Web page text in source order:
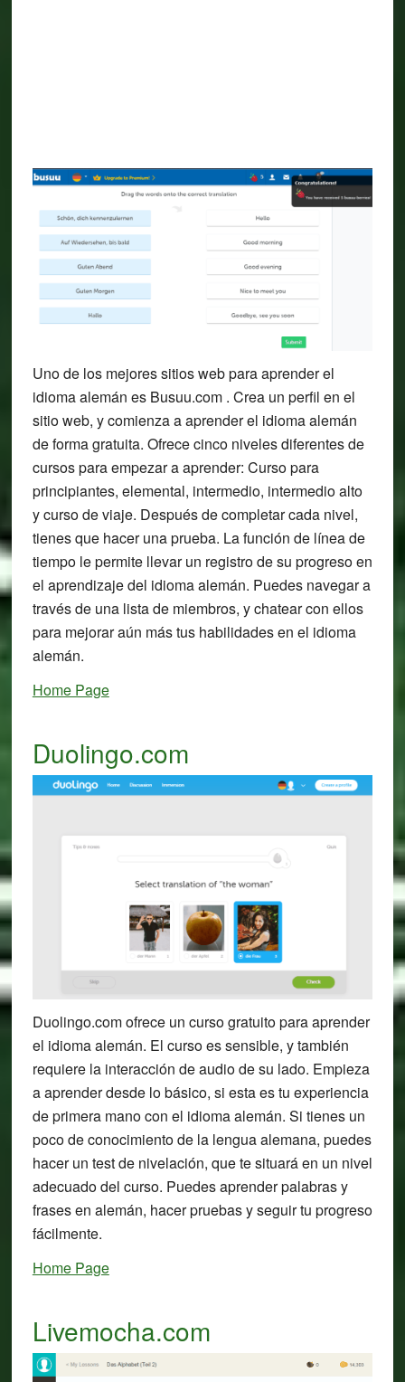
Uno de los mejores sitios web para aprender el
idioma alemán es Busuu.com . Crea un perfil en el
sitio web, y comienza a aprender el idioma alemán
de forma gratuita. Ofrece cinco niveles diferentes de
cursos para empezar a aprender: Curso para
principiantes, elemental, intermedio, intermedio alto
y curso de viaje. Después de completar cada nivel,
tienes que hacer una prueba. La función de línea de
tiempo le permite llevar un registro de su progreso en
el aprendizaje del idioma alemán. Puedes navegar a
través de una lista de miembros, y chatear con ellos
para mejorar aún más tus habilidades en el idioma
alemán.
Home Page
Duolingo.com
Duolingo.com ofrece un curso gratuito para aprender
el idioma alemán. El curso es sensible, y también
requiere la interacción de audio de su lado. Empieza
a aprender desde lo básico, si esta es tu experiencia
de primera mano con el idioma alemán. Si tienes un
poco de conocimiento de la lengua alemana, puedes
hacer un test de nivelación, que te situará en un nivel
adecuado del curso. Puedes aprender palabras y
frases en alemán, hacer pruebas y seguir tu progreso
fácilmente.
Home Page
Livemocha.com